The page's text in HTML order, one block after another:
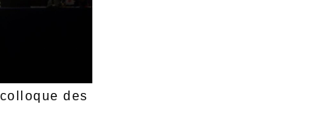
des